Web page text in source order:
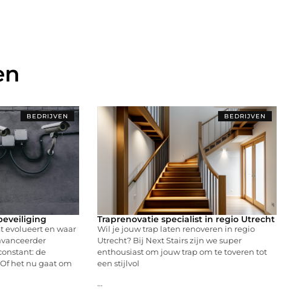
BEDRIJVEN
evolueert en waar
de
het nu gaat om
BEDRIJVEN
Traprenovatie specialist in regio Utrecht
Wil je jouw trap laten renoveren in regio
Utrecht? Bij Next Stairs zijn we super
enthousiast om jouw trap om te toveren tot
een stijlvol
...